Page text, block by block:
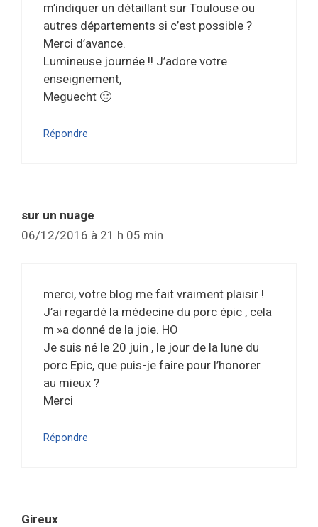
m’indiquer un détaillant sur Toulouse ou
autres départements si c’est possible ?
Merci d’avance.
Lumineuse journée !! J’adore votre
enseignement,
Meguecht 🙂
Répondre
sur un nuage
06/12/2016 à 21 h 05 min
merci, votre blog me fait vraiment plaisir !
J’ai regardé la médecine du porc épic , cela
m »a donné de la joie. HO
Je suis né le 20 juin , le jour de la lune du
porc Epic, que puis-je faire pour l’honorer
au mieux ?
Merci
Répondre
Gireux